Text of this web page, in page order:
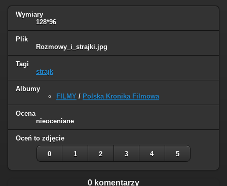
Wymiary
128*96
Plik
Rozmowy_i_strajki.jpg
Tagi
strajk
Albumy
FILMY / Polska Kronika Filmowa
Ocena
nieoceniane
Oceń to zdjęcie
0 1 2 3 4 5
0 komentarzy